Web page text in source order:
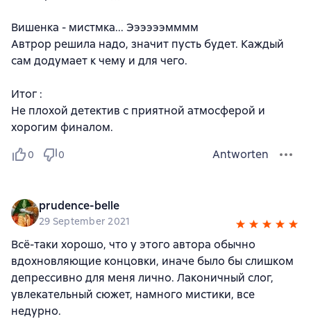
Вишенка - мистмка... Ээээээмммм
Автрор решила надо, значит пусть будет. Каждый
сам додумает к чему и для чего.
Итог :
Не плохой детектив с приятной атмосферой и
хорогим финалом.
0 0 Antworten
prudence-belle
29 September 2021
Всё-таки хорошо, что у этого автора обычно
вдохновляющие концовки, иначе было бы слишком
депрессивно для меня лично. Лаконичный слог,
увлекательный сюжет, намного мистики, все
недурно.